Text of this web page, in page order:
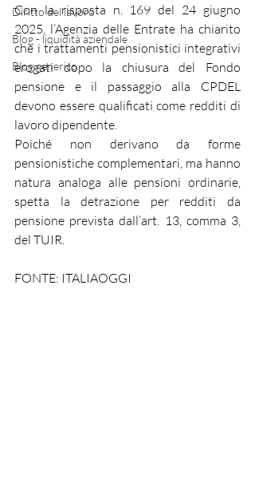
Diritto del lavoro
Blog - liquidità aziendale
Blog generico
Con la risposta n. 169 del 24 giugno
2025, l’Agenzia delle Entrate ha chiarito
che i trattamenti pensionistici integrativi
erogati dopo la chiusura del Fondo
pensione e il passaggio alla CPDEL
devono essere qualificati come redditi di
lavoro dipendente.
Poiché non derivano da forme
pensionistiche complementari, ma hanno
natura analoga alle pensioni ordinarie,
spetta la detrazione per redditi da
pensione prevista dall’art. 13, comma 3,
del TUIR.
FONTE: ITALIAOGGI